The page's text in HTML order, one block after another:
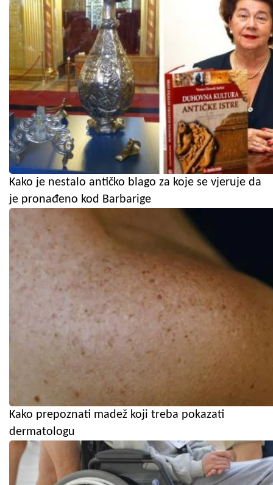
Kako je nestalo antičko blago za koje se vjeruje da
je pronađeno kod Barbarige
Kako prepoznati madež koji treba pokazati
dermatologu